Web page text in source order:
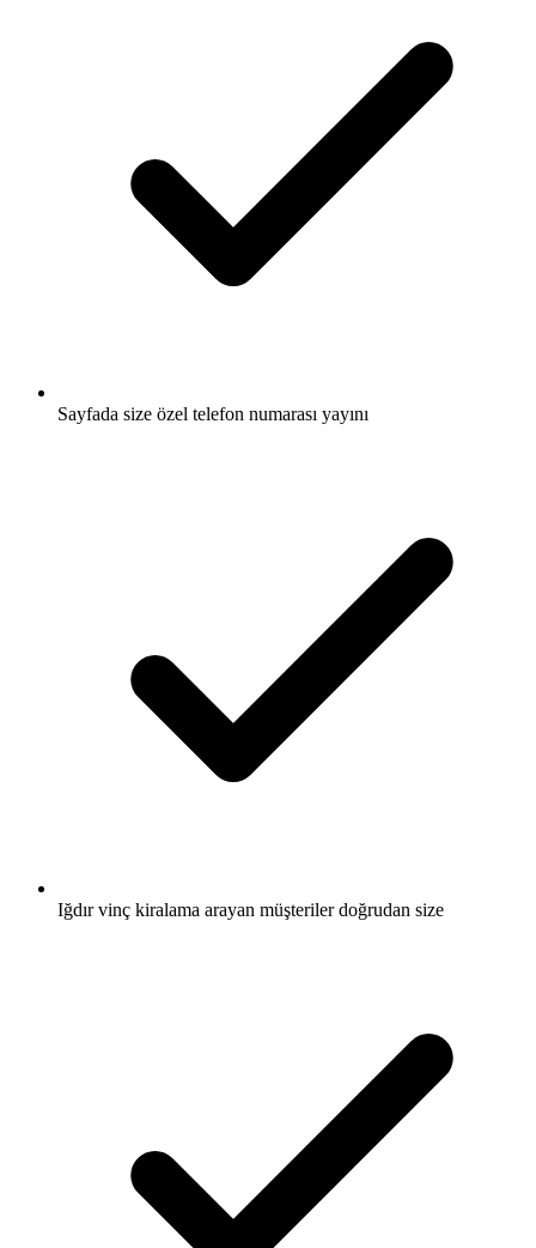
Sayfada size özel telefon numarası yayını
Iğdır vinç kiralama arayan müşteriler doğrudan size